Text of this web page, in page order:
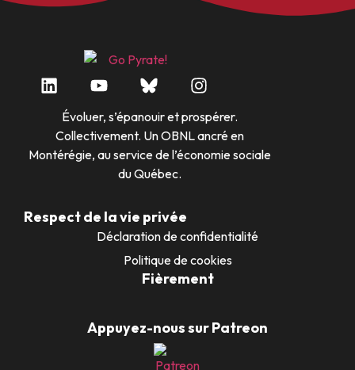
Évoluer, s’épanouir et prospérer.
Collectivement. Un OBNL ancré en
Montérégie, au service de l’économie sociale
du Québec.
Respect de la vie privée
Déclaration de confidentialité
Politique de cookies
Fièrement
Appuyez-nous sur Patreon